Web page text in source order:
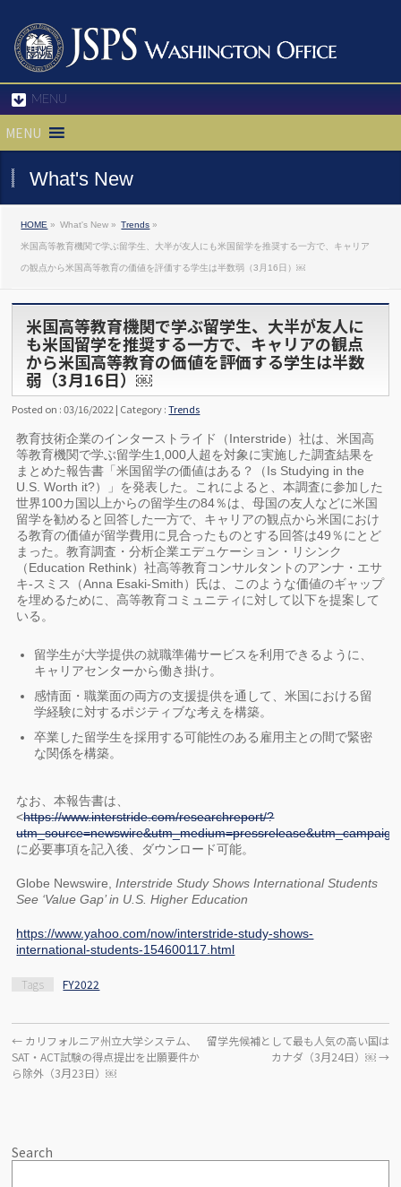
MENU
MENU
What's New
HOME » What's New » Trends »
米国高等教育機関で学ぶ留学生、大半が友人にも米国留学を推奨する一方で、キャリア
の観点から米国高等教育の価値を評価する学生は半数弱（3月16日）￼
米国高等教育機関で学ぶ留学生、大半が友人に
も米国留学を推奨する一方で、キャリアの観点
から米国高等教育の価値を評価する学生は半数
弱（3月16日）￼
Posted on : 03/16/2022 | Category :Trends
教育技術企業のインターストライド（Interstride）社は、米国高
等教育機関で学ぶ留学生1,000人超を対象に実施した調査結果を
まとめた報告書「米国留学の価値はある？（Is Studying in the
U.S. Worth it?）」を発表した。これによると、本調査に参加した
世界100カ国以上からの留学生の84％は、母国の友人などに米国
留学を勧めると回答した一方で、キャリアの観点から米国におけ
る教育の価値が留学費用に見合ったものとする回答は49％にとど
まった。教育調査・分析企業エデュケーション・リシンク
（Education Rethink）社高等教育コンサルタントのアンナ・エサ
キ‐スミス（Anna Esaki-Smith）氏は、このような価値のギャップ
を埋めるために、高等教育コミュニティに対して以下を提案して
いる。
留学生が大学提供の就職準備サービスを利用できるように、
キャリアセンターから働き掛け。
感情面・職業面の両方の支援提供を通して、米国における留
学経験に対するポジティブな考えを構築。
卒業した留学生を採用する可能性のある雇用主との間で緊密
な関係を構築。
なお、本報告書は、
<https://www.interstride.com/researchreport/?
に必要事項を記入後、ダウンロード可能。
Globe Newswire,Interstride Study Shows International Students
See ‘Value Gap’ in U.S. Higher Education
https://www.yahoo.com/now/interstride-study-shows-
international-students-154600117.html
Tags FY2022
← カリフォルニア州立大学システム、
SAT・ACT試験の得点提出を出願要件か
ら除外（3月23日）￼
留学先候補として最も人気の高い国は
カナダ（3月24日）￼→
Search